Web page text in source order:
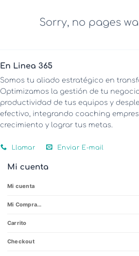
Sorry, no pages
En Linea 365
Somos tu aliado estratégico en
Optimizamos la gestión de tu
productividad de tus equipos y
efectivo, integrando coaching
crecimiento y lograr tus metas.
Llamar Enviar E-mail
Mi cuenta
Mi cuenta
Mi Compra...
Carrito
Checkout